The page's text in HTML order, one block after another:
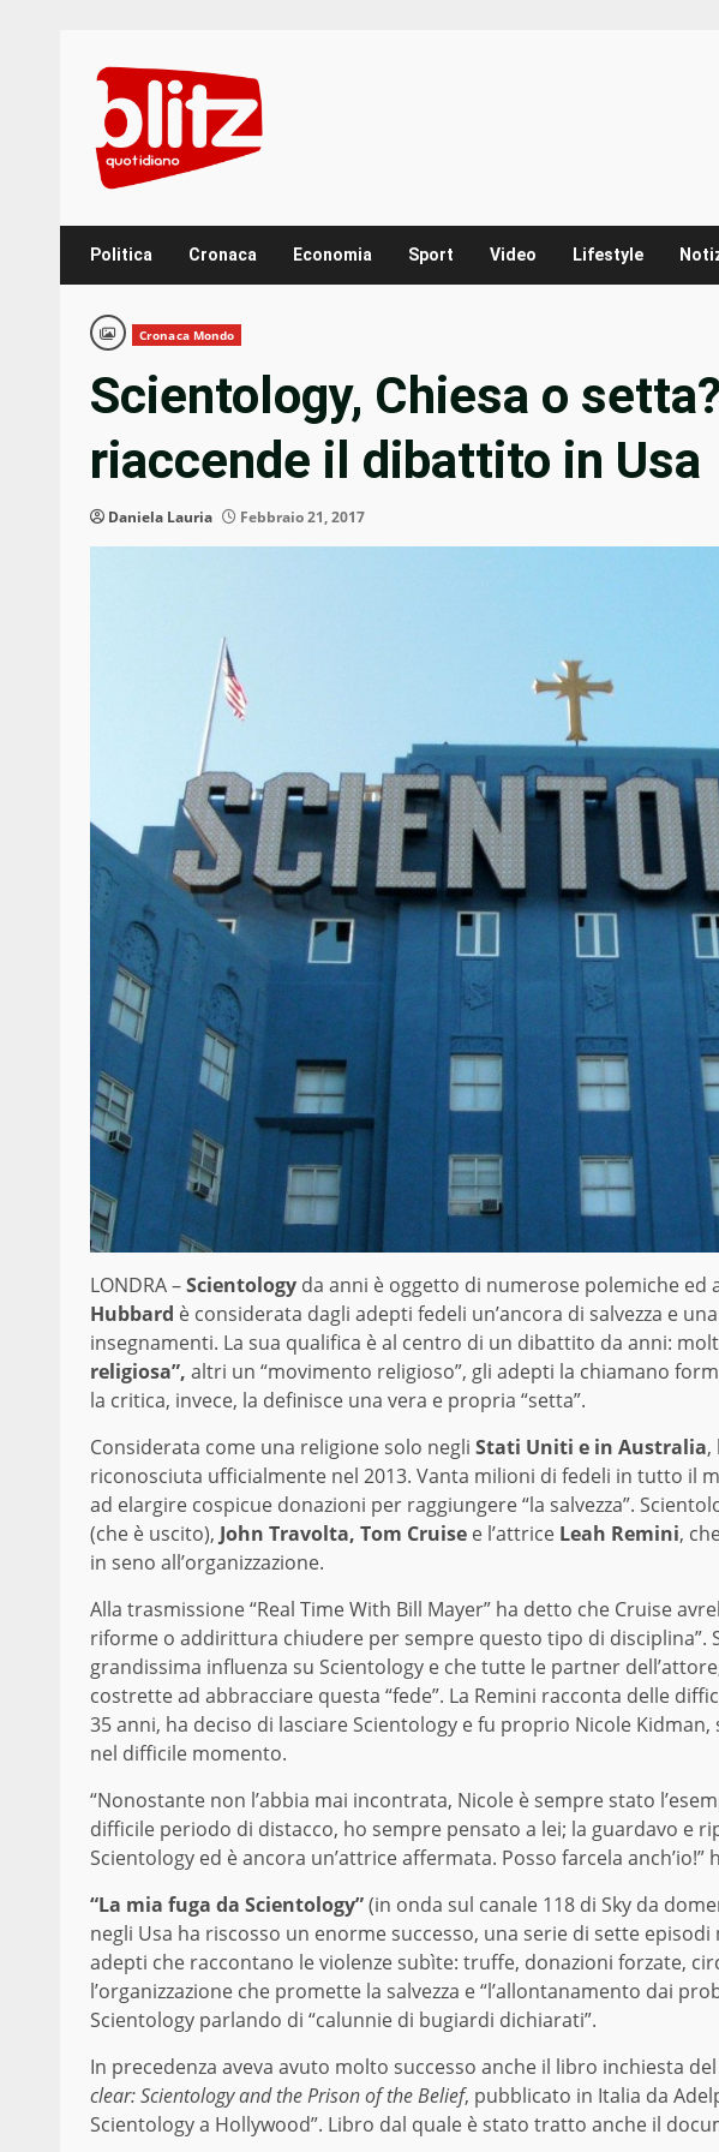
content
Politica Cronaca Economia Sport Video Lifestyle
Cronaca Mondo
Scientology, Chiesa o
riaccende il dibattito in Usa
Daniela Lauria Febbraio 21, 2017
LONDRA –Scientology da anni è oggetto di numerose polemiche ed
Hubbard è considerata dagli adepti fedeli un’ancora di salvezza e
insegnamenti. La sua qualifica è al centro di un dibattito da anni:
religiosa”, altri un “movimento religioso”, gli adepti la chiamano
la critica, invece, la definisce una vera e propria “setta”.
Considerata come una religione solo negli Stati Uniti e in Australia,
riconosciuta ufficialmente nel 2013. Vanta milioni di fedeli in tutto il
ad elargire cospicue donazioni per raggiungere “la salvezza”.
(che è uscito), John Travolta, Tom Cruise e l’attrice Leah Remini,
in seno all’organizzazione.
Alla trasmissione “Real Time With Bill Mayer” ha detto che Cruise
riforme o addirittura chiudere per sempre questo tipo di disciplina”.
grandissima influenza su Scientology e che tutte le partner
costrette ad abbracciare questa “fede”. La Remini racconta delle
35 anni, ha deciso di lasciare Scientology e fu proprio Nicole
nel difficile momento.
“Nonostante non l’abbia mai incontrata, Nicole è sempre stato
difficile periodo di distacco, ho sempre pensato a lei; la guardavo e
Scientology ed è ancora un’attrice affermata. Posso farcela anch’io!”
“La mia fuga da Scientology”(in onda sul canale 118 di Sky da
negli Usa ha riscosso un enorme successo, una serie di sette episodi
adepti che raccontano le violenze subìte: truffe, donazioni forzate,
l’organizzazione che promette la salvezza e “l’allontanamento dai
Scientology parlando di “calunnie di bugiardi dichiarati”.
In precedenza aveva avuto molto successo anche il libro inchiesta
clear: Scientology and the Prison of the Belief, pubblicato in Italia da
Scientology a Hollywood”. Libro dal quale è stato tratto anche il